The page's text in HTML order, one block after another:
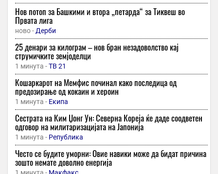
Нов потоп за Башкими и втора „петарда“ за Тиквеш во
Првата лига
ново -Дерби
25 денари за килограм – нов бран незадоволство кај
струмичките земјоделци
1 минута -ТВ 21
Кошаркарот на Мемфис починал како последица од
предозирање од кокаин и хероин
1 минута - Екипа
Сестрата на Ким Џонг Ун: Cеверна Кореја ќе даде соодветен
одговор на милитаризацијата на Јапонија
1 минута - Република
Често се будите уморни: Овие навики може да бидат причина
зошто немате доволно енергија